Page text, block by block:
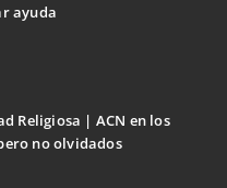
ayuda
Religiosa
ACN en los
no olvidados